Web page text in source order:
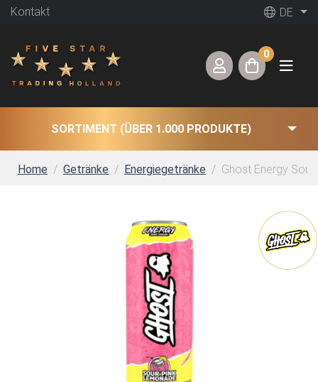
Kontakt DE
0
SORTIMENT (ÜBER 1.000 PRODUKTE)
Home Getränke Energiegetränke Ghost Energy